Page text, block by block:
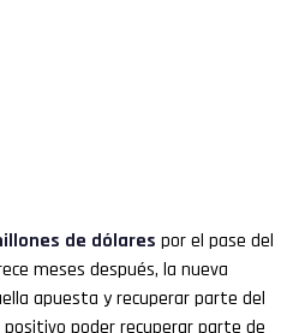
de dólares por el pase del
meses después, la nueva
apuesta y recuperar parte del
positivo poder recuperar parte de